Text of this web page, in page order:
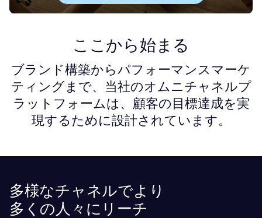
ここから始まる
ブランド構築からパフォーマンスマーケ
ティングまで、当社のオムニチャネルプ
ラットフォームは、顧客の目標達成を実
現するために設計されています。
多様なチャネルでより
多くの人々にリーチ